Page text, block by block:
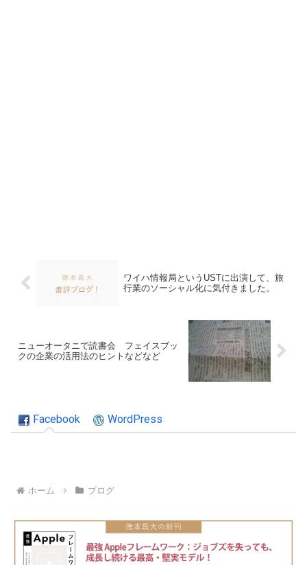
ワイハ情報局というUSTに出演して、旅
行業のソーシャル化に気付きました。
ニューオータニで読書会 フェイスブッ
クの企業の活用法のヒントなどなど
Facebook WordPress
ホーム ブログ